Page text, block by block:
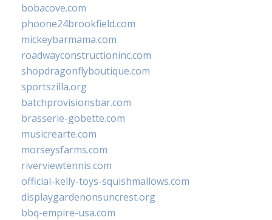
bobacove.com
phoone24brookfield.com
mickeybarmama.com
roadwayconstructioninc.com
shopdragonflyboutique.com
sportszilla.org
batchprovisionsbar.com
brasserie-gobette.com
musicrearte.com
morseysfarms.com
riverviewtennis.com
official-kelly-toys-squishmallows.com
displaygardenonsuncrest.org
bbq-empire-usa.com